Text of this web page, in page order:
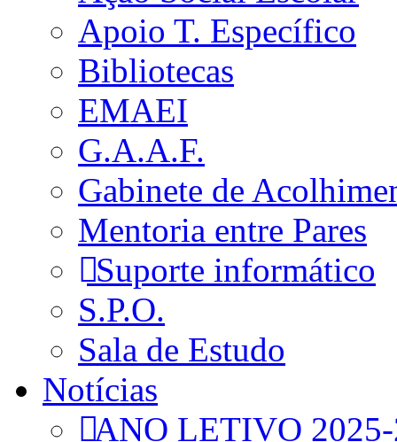
Apoio T. Específico
Bibliotecas
EMAEI
G.A.A.F.
Gabinete de
Mentoria entre Pares
Suporte informático
S.P.O.
Sala de Estudo
Notícias
ANO LETIVO